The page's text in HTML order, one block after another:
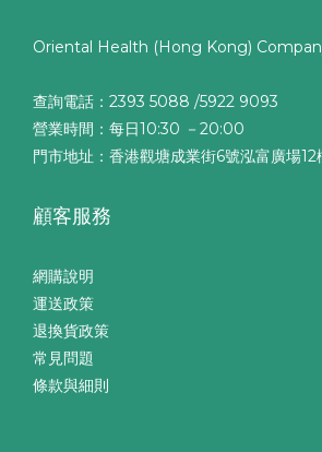
Oriental Health (Hong Kong)
查詢電話：2393 5088 /5922 9093
營業時間：每日10:30 －20:00
門市地址：香港觀塘成業街6號泓富廣場12
顧客服務
網購說明
運送政策
退換貨政策
常見問題
條款與細則